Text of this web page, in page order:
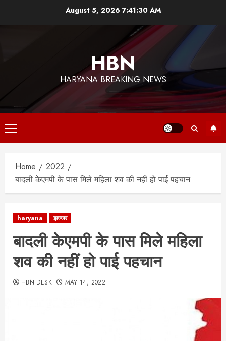
August 5, 20267:41:31 AM
HBN
HARYANA BREAKING NEWS
Primary
Menu
Home
2022
बादली केएमपी के पास मिले महिला शव की नहीं हो पाई पहचान
haryana झज्जर
बादली केएमपी के पास मिले महिला
शव की नहीं हो पाई पहचान
HBN DESK MAY 14, 2022